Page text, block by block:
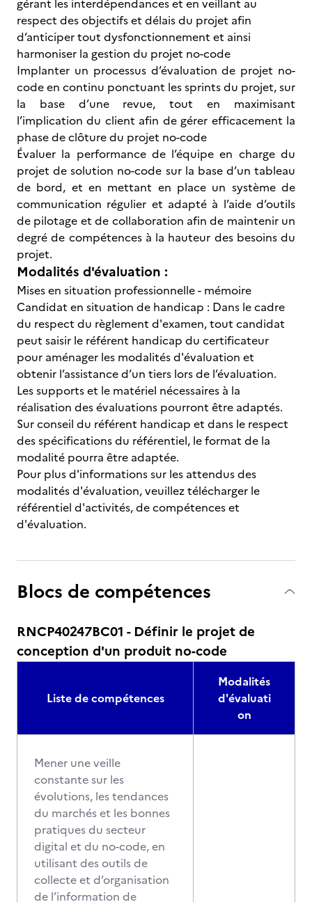
gérant les interdépendances et en veillant au
respect des objectifs et délais du projet afin
d’anticiper tout dysfonctionnement et ainsi
harmoniser la gestion du projet no-code
Implanter un processus d’évaluation de projet no-
code en continu ponctuant les sprints du projet, sur
la base d’une revue, tout en maximisant
l’implication du client afin de gérer efficacement la
phase de clôture du projet no-code
Évaluer la performance de l’équipe en charge du
projet de solution no-code sur la base d’un tableau
de bord, et en mettant en place un système de
communication régulier et adapté à l’aide d’outils
de pilotage et de collaboration afin de maintenir un
degré de compétences à la hauteur des besoins du
projet.
Modalités d'évaluation :
Mises en situation professionnelle - mémoire
Candidat en situation de handicap : Dans le cadre
du respect du règlement d'examen, tout candidat
peut saisir le référent handicap du certificateur
pour aménager les modalités d'évaluation et
obtenir l’assistance d’un tiers lors de l’évaluation.
Les supports et le matériel nécessaires à la
réalisation des évaluations pourront être adaptés.
Sur conseil du référent handicap et dans le respect
des spécifications du référentiel, le format de la
modalité pourra être adaptée.
Pour plus d'informations sur les attendus des
modalités d'évaluation, veuillez télécharger le
référentiel d'activités, de compétences et
d'évaluation.
Blocs de compétences
RNCP40247BC01 - Définir le projet de
conception d'un produit no-code
Liste de compétences
Modalités
d'évaluati
on
Mener une veille
constante sur les
évolutions, les tendances
du marchés et les bonnes
pratiques du secteur
digital et du no-code, en
utilisant des outils de
collecte et d’organisation
de l’information de